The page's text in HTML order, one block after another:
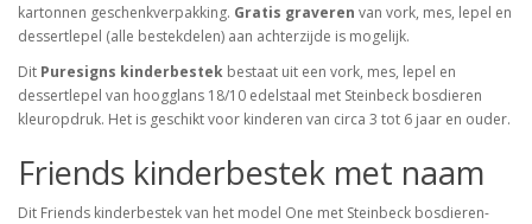
kartonnen geschenkverpakking. Gratis graveren van vork, mes, lepel en
dessertlepel (alle bestekdelen) aan achterzijde is mogelijk.
Dit Puresigns kinderbestek bestaat uit een vork, mes, lepel en
dessertlepel van hoogglans 18/10 edelstaal met Steinbeck bosdieren
kleuropdruk. Het is geschikt voor kinderen van circa 3 tot 6 jaar en ouder.
Friends kinderbestek met naam
Dit Friends kinderbestek van het model One met Steinbeck bosdieren-